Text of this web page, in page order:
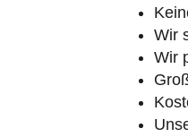
Wir
Wir